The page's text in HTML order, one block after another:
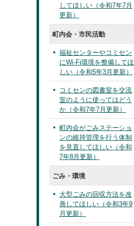
してほしい（令和7年7月
更新）
町内会・市民活動
福祉センターやコミセン
にWi-Fi環境を整備してほ
しい（令和5年3月更新）
コミセンの図書室を交流
室のように使ってはどう
か（令和7年7月更新）
町内会がごみステーショ
ンの維持管理を行う体制
を見直してほしい（令和
7年8月更新）
ごみ・環境
大型ごみの回収方法を改
善してほしい（令和3年9
月更新）